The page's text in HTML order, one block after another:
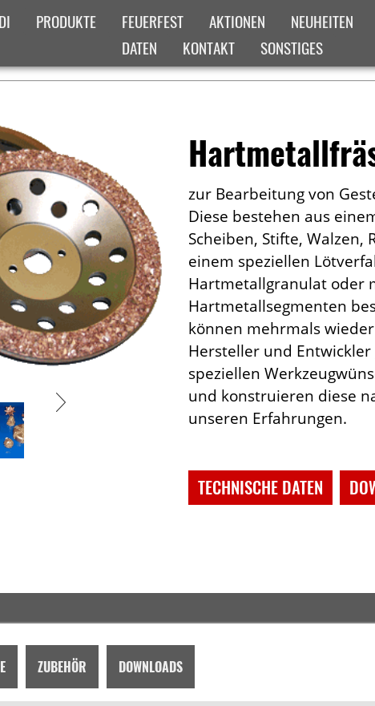
PRODUKTE FEUERFEST AKTIONEN
NEUHEITEN
DATEN
KONTAKT
SONSTIGES
zur Bearbeitung von
Diese bestehen aus
Scheiben, Stifte, Walzen,
einem speziellen
Hartmetallgranulat oder
Hartmetallsegmenten
können mehrmals
Hersteller und
speziellen
und konstruieren diese
unseren Erfahrungen.
TECHNISCHE DATEN
ZUBEHÖR DOWNLOADS